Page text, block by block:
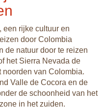
een rijke cultuur en
door Colombia
de natuur door te reizen
het Sierra Nevada de
noorden van Colombia.
Valle de Cocora en de
de schoonheid van het
in het zuiden.